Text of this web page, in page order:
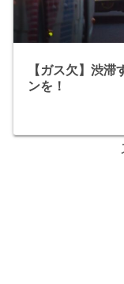
【ガス欠】渋
ンを！